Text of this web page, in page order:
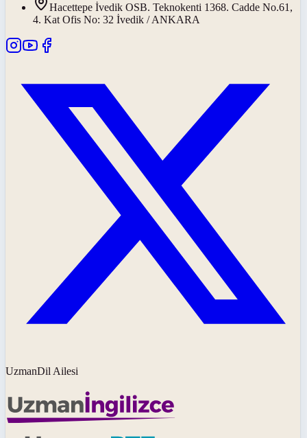
Hacettepe İvedik OSB. Teknokenti 1368. Cadde No.61,
4. Kat Ofis No: 32 İvedik / ANKARA
UzmanDil Ailesi